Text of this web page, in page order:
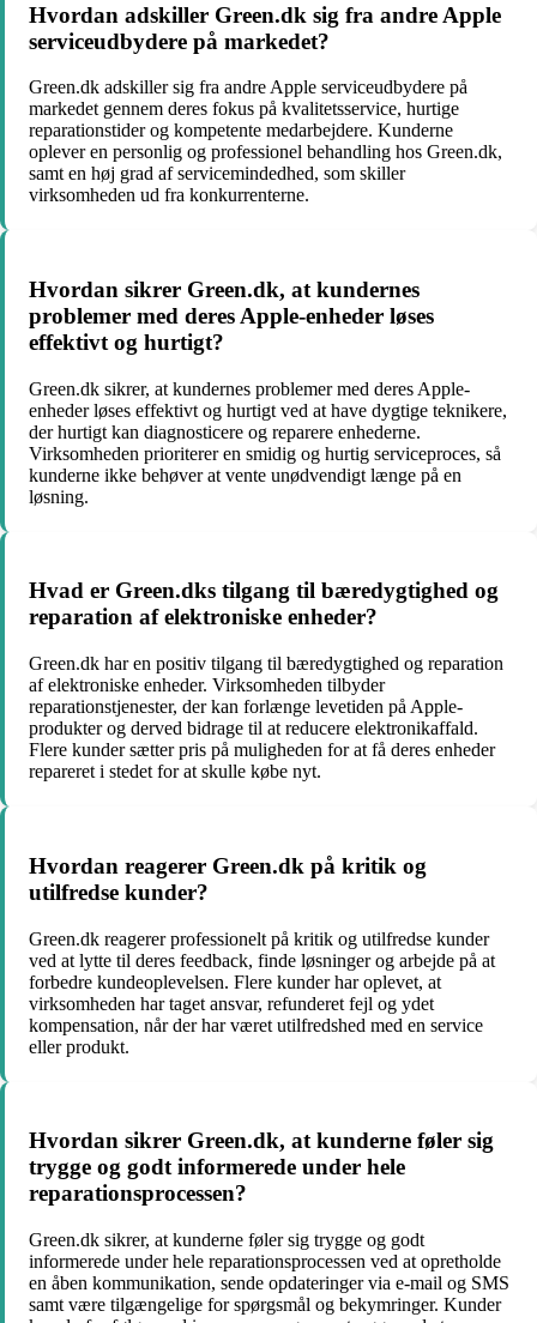
Hvordan adskiller Green.dk sig fra andre Apple
serviceudbydere på markedet?
Green.dk adskiller sig fra andre Apple serviceudbydere på
markedet gennem deres fokus på kvalitetsservice, hurtige
reparationstider og kompetente medarbejdere. Kunderne
oplever en personlig og professionel behandling hos Green.dk,
samt en høj grad af servicemindedhed, som skiller
virksomheden ud fra konkurrenterne.
Hvordan sikrer Green.dk, at kundernes
problemer med deres Apple-enheder løses
effektivt og hurtigt?
Green.dk sikrer, at kundernes problemer med deres Apple-
enheder løses effektivt og hurtigt ved at have dygtige teknikere,
der hurtigt kan diagnosticere og reparere enhederne.
Virksomheden prioriterer en smidig og hurtig serviceproces, så
kunderne ikke behøver at vente unødvendigt længe på en
løsning.
Hvad er Green.dks tilgang til bæredygtighed og
reparation af elektroniske enheder?
Green.dk har en positiv tilgang til bæredygtighed og reparation
af elektroniske enheder. Virksomheden tilbyder
reparationstjenester, der kan forlænge levetiden på Apple-
produkter og derved bidrage til at reducere elektronikaffald.
Flere kunder sætter pris på muligheden for at få deres enheder
repareret i stedet for at skulle købe nyt.
Hvordan reagerer Green.dk på kritik og
utilfredse kunder?
Green.dk reagerer professionelt på kritik og utilfredse kunder
ved at lytte til deres feedback, finde løsninger og arbejde på at
forbedre kundeoplevelsen. Flere kunder har oplevet, at
virksomheden har taget ansvar, refunderet fejl og ydet
kompensation, når der har været utilfredshed med en service
eller produkt.
Hvordan sikrer Green.dk, at kunderne føler sig
trygge og godt informerede under hele
reparationsprocessen?
Green.dk sikrer, at kunderne føler sig trygge og godt
informerede under hele reparationsprocessen ved at opretholde
en åben kommunikation, sende opdateringer via e-mail og SMS
samt være tilgængelige for spørgsmål og bekymringer. Kunder